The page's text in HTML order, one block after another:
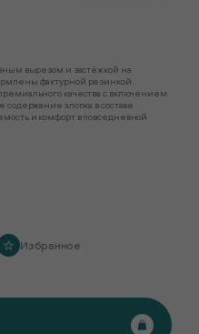
вырезом и застёжкой на
фактурной резинкой.
качества с включением
содержание хлопка в составе
и комфорт в повседневной
Избранное